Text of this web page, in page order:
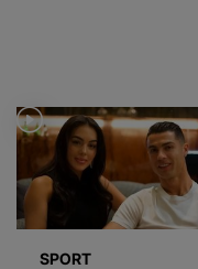
SPORT